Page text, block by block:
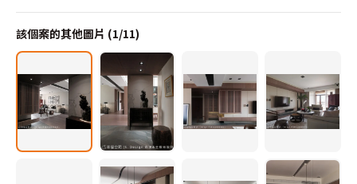
該個案的其他圖片 (1/11)